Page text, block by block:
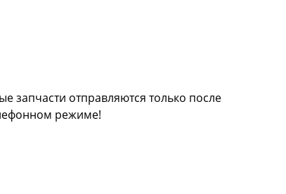
запчасти отправляются только после
режиме!